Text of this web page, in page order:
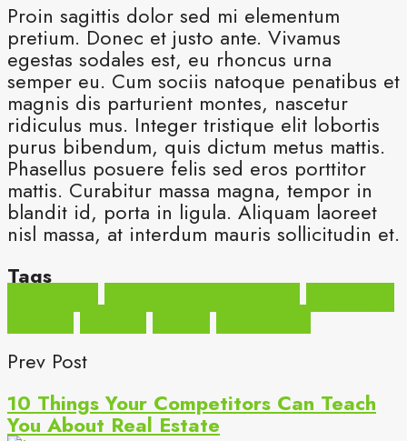
Proin sagittis dolor sed mi elementum
pretium. Donec et justo ante. Vivamus
egestas sodales est, eu rhoncus urna
semper eu. Cum sociis natoque penatibus et
magnis dis parturient montes, nascetur
ridiculus mus. Integer tristique elit lobortis
purus bibendum, quis dictum metus mattis.
Phasellus posuere felis sed eros porttitor
mattis. Curabitur massa magna, tempor in
blandit id, porta in ligula. Aliquam laoreet
nisl massa, at interdum mauris sollicitudin et.
Tags
Prev Post
10 Things Your Competitors Can Teach
You About Real Estate